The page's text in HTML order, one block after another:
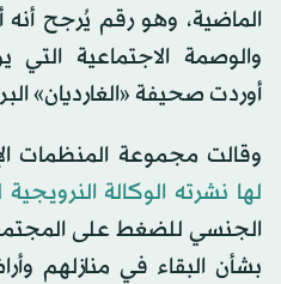
الماضية، وهو رقم يُرجح
والوصمة الاجتماعية التي
أوردت صحيفة «الغارديان»
وقالت مجموعة المنظمات
لها نشرته الوكالة النرويجية
الجنسي للضغط على
بشأن البقاء في منازلهم